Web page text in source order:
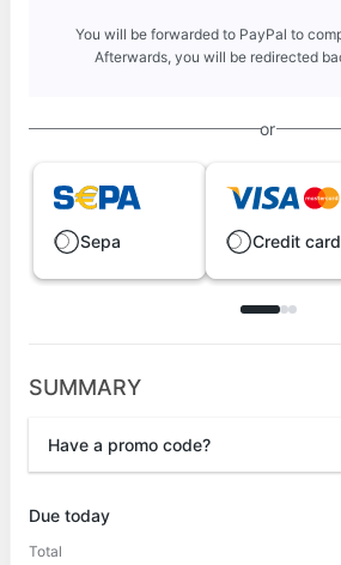
You will be forwarded to PayPal to
Afterwards, you will be redirected
or
Sepa Credit card
SUMMARY
Have a promo code?
Due today
Total